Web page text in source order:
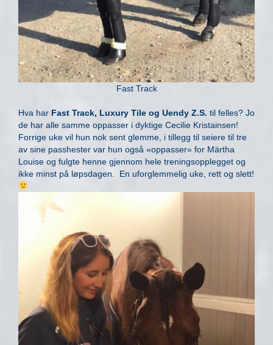
Fast Track
Hva har Fast Track, Luxury Tile og Uendy Z.S. til felles? Jo
de har alle samme oppasser i dyktige Cecilie Kristainsen!
Forrige uke vil hun nok sent glemme, i tillegg til seiere til tre
av sine passhester var hun også «oppasser» for Märtha
Louise og fulgte henne gjennom hele treningsopplegget og
ikke minst på løpsdagen. En uforglemmelig uke, rett og slett!